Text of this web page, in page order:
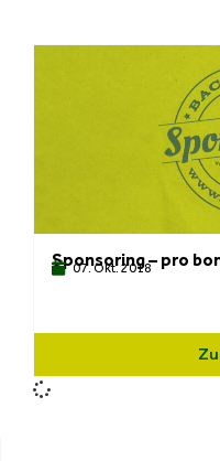
Sponsoring – pro
07. Okt. 2018